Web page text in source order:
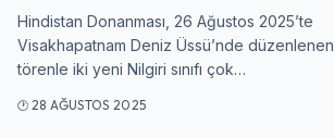
Hindistan Donanması, 26 Ağustos 2025’te
Visakhapatnam Deniz Üssü’nde düzenlenen
törenle iki yeni Nilgiri sınıfı çok…
28 AĞUSTOS 2025